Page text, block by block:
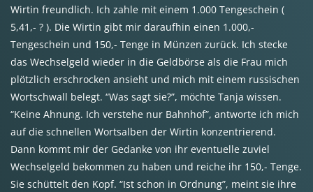
Wirtin freundlich. Ich zahle mit einem 1.000 Tengeschein (
5,41,- ? ). Die Wirtin gibt mir daraufhin einen 1.000,-
Tengeschein und 150,- Tenge in Münzen zurück. Ich stecke
das Wechselgeld wieder in die Geldbörse als die Frau mich
plötzlich erschrocken ansieht und mich mit einem russischen
Wortschwall belegt. “Was sagt sie?”, möchte Tanja wissen.
“Keine Ahnung. Ich verstehe nur Bahnhof”, antworte ich mich
auf die schnellen Wortsalben der Wirtin konzentrierend.
Dann kommt mir der Gedanke von ihr eventuelle zuviel
Wechselgeld bekommen zu haben und reiche ihr 150,- Tenge.
Sie schüttelt den Kopf. “Ist schon in Ordnung”, meint sie ihre